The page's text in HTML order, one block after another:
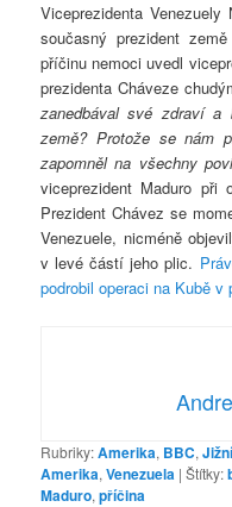
Viceprezidenta
současný prezident
příčinu nemoci uvedl
prezidenta Cháveze
zanedbával své zdraví
země? Protože se nám
zapomněl na všechny
viceprezident Maduro při
Prezident Chávez se
Venezuele, nicméně
v levé částí jeho plic.
podrobil operaci na Kubě v
Rubriky:Amerika, BBC,
Amerika,Venezuela |Štítky:
Maduro,příčina